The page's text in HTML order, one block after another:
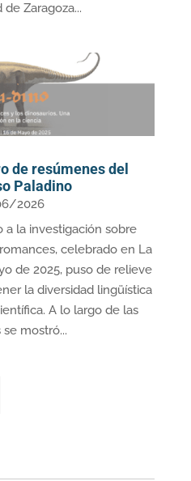
de Zaragoza...
de resúmenes del
Paladino
2026
a la investigación sobre
celebrado en La
de 2025, puso de relieve
la diversidad lingüística
A lo largo de las
mostró...